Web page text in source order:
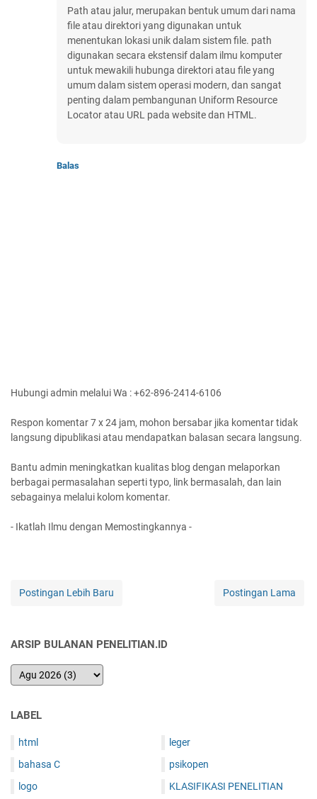
Path atau jalur, merupakan bentuk umum dari nama
file atau direktori yang digunakan untuk
menentukan lokasi unik dalam sistem file. path
digunakan secara ekstensif dalam ilmu komputer
untuk mewakili hubunga direktori atau file yang
umum dalam sistem operasi modern, dan sangat
penting dalam pembangunan Uniform Resource
Locator atau URL pada website dan HTML.
Balas
Hubungi admin melalui Wa : +62-896-2414-6106
Respon komentar 7 x 24 jam, mohon bersabar jika komentar tidak
langsung dipublikasi atau mendapatkan balasan secara langsung.
Bantu admin meningkatkan kualitas blog dengan melaporkan
berbagai permasalahan seperti typo, link bermasalah, dan lain
sebagainya melalui kolom komentar.
- Ikatlah Ilmu dengan Memostingkannya -
Postingan Lebih Baru Postingan Lama
ARSIP BULANAN PENELITIAN.ID
LABEL
html
bahasa C
logo
leger
psikopen
KLASIFIKASI PENELITIAN